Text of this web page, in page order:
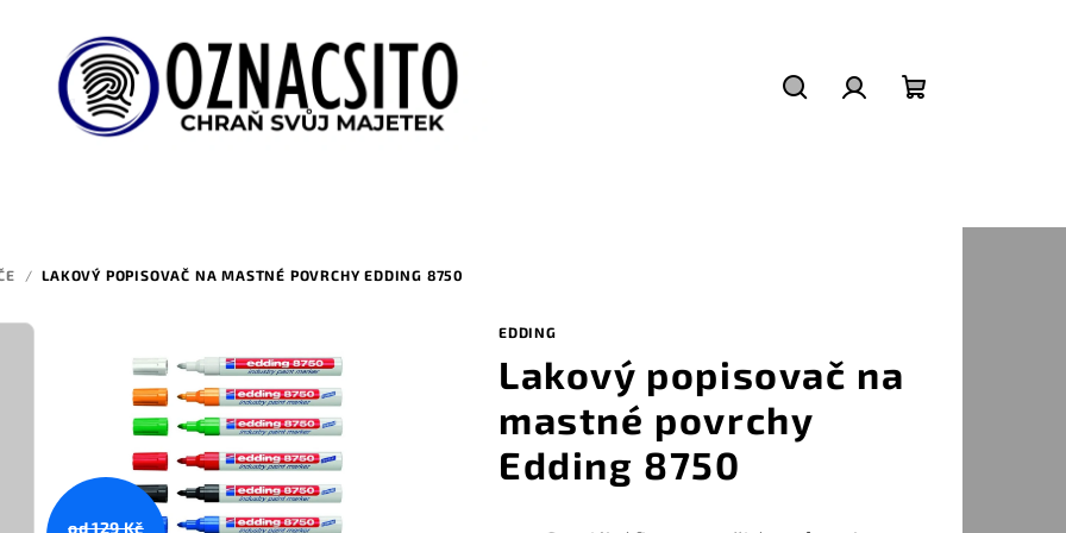
/ LAKOVÝ POPISOVAČ NA MASTNÉ POVRCHY EDDING 8750
EDDING
Lakový popisovač na
mastné povrchy
Edding 8750
od 129 Kč